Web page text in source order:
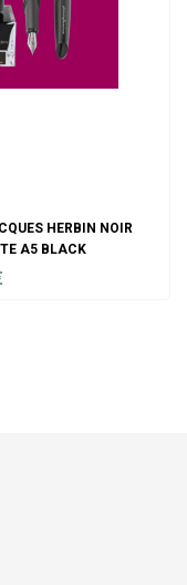
HERBIN NOIR
A5 BLACK